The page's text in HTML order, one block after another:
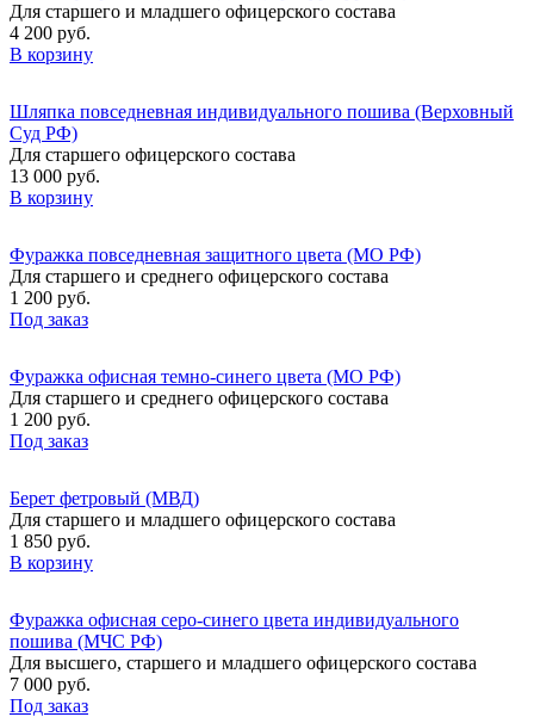
Для старшего и младшего офицерского состава
4 200 руб.
В корзину
Шляпка повседневная индивидуального пошива (Верховный
Суд РФ)
Для старшего офицерского состава
13 000 руб.
В корзину
Фуражка повседневная защитного цвета (МО РФ)
Для старшего и среднего офицерского состава
1 200 руб.
Под заказ
Фуражка офисная темно-синего цвета (МО РФ)
Для старшего и среднего офицерского состава
1 200 руб.
Под заказ
Берет фетровый (МВД)
Для старшего и младшего офицерского состава
1 850 руб.
В корзину
Фуражка офисная серо-синего цвета индивидуального
пошива (МЧС РФ)
Для высшего, старшего и младшего офицерского состава
7 000 руб.
Под заказ